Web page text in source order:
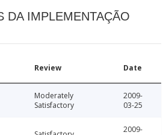
DA IMPLEMENTAÇÃO
Review Date
Moderately
Satisfactory
2009-
03-25
2009-